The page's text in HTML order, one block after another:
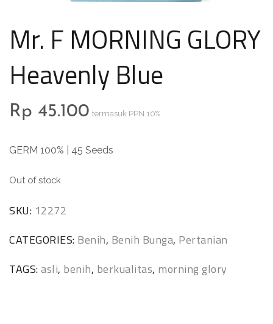
Mr. F MORNING GLORY
Heavenly Blue
Rp 45.100 termasuk PPN 10%
GERM 100% | 45 Seeds
Out of stock
SKU: 12272
CATEGORIES: Benih, Benih Bunga, Pertanian
TAGS:asli, benih, berkualitas, morning glory